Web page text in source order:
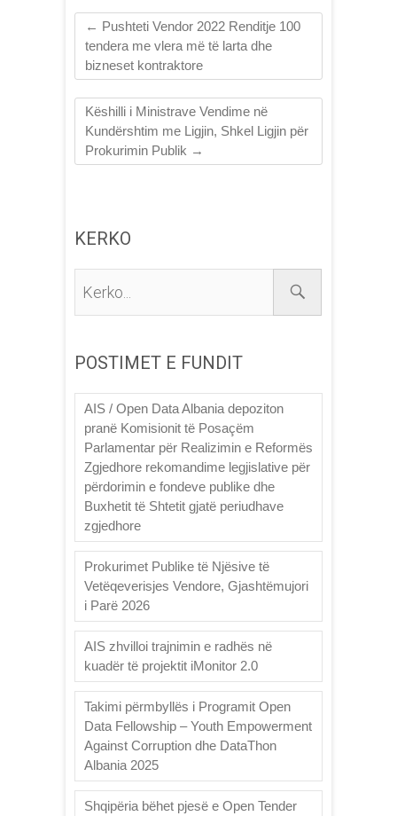
← Pushteti Vendor 2022 Renditje 100
tendera me vlera më të larta dhe
bizneset kontraktore
Këshilli i Ministrave Vendime në
Kundërshtim me Ligjin, Shkel Ligjin për
Prokurimin Publik →
KERKO
POSTIMET E FUNDIT
AIS / Open Data Albania depoziton
pranë Komisionit të Posaçëm
Parlamentar për Realizimin e Reformës
Zgjedhore rekomandime legjislative për
përdorimin e fondeve publike dhe
Buxhetit të Shtetit gjatë periudhave
zgjedhore
Prokurimet Publike të Njësive të
Vetëqeverisjes Vendore, Gjashtëmujori
i Parë 2026
AIS zhvilloi trajnimin e radhës në
kuadër të projektit iMonitor 2.0
Takimi përmbyllës i Programit Open
Data Fellowship – Youth Empowerment
Against Corruption dhe DataThon
Albania 2025
Shqipëria bëhet pjesë e Open Tender